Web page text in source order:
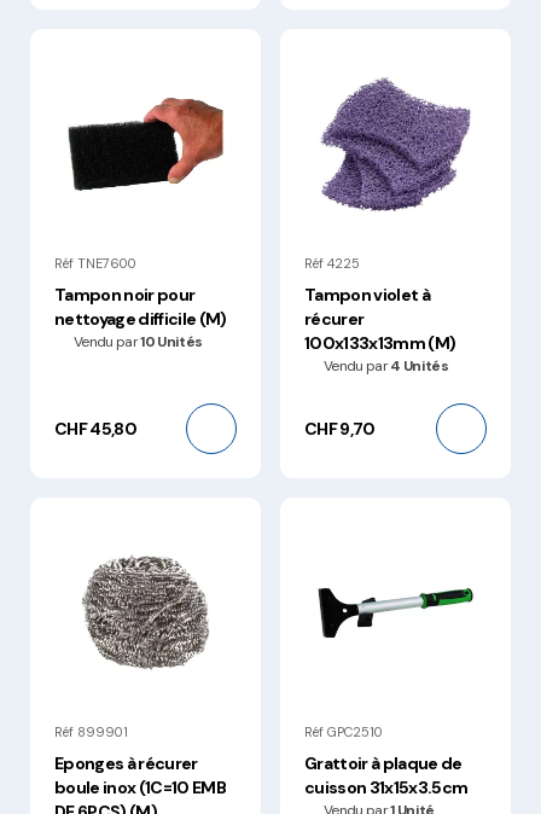
Réf TNE7600
Tampon noir pour
nettoyage difficile (M)
Vendu par10 Unités
CHF 45,80
Réf 4225
Tampon violet à
récurer
100x133x13mm (M)
Vendu par4 Unités
CHF 9,70
Réf 899901
Eponges à récurer
boule inox (1C=10 EMB
Réf GPC2510
Grattoir à plaque de
cuisson 31x15x3.5cm